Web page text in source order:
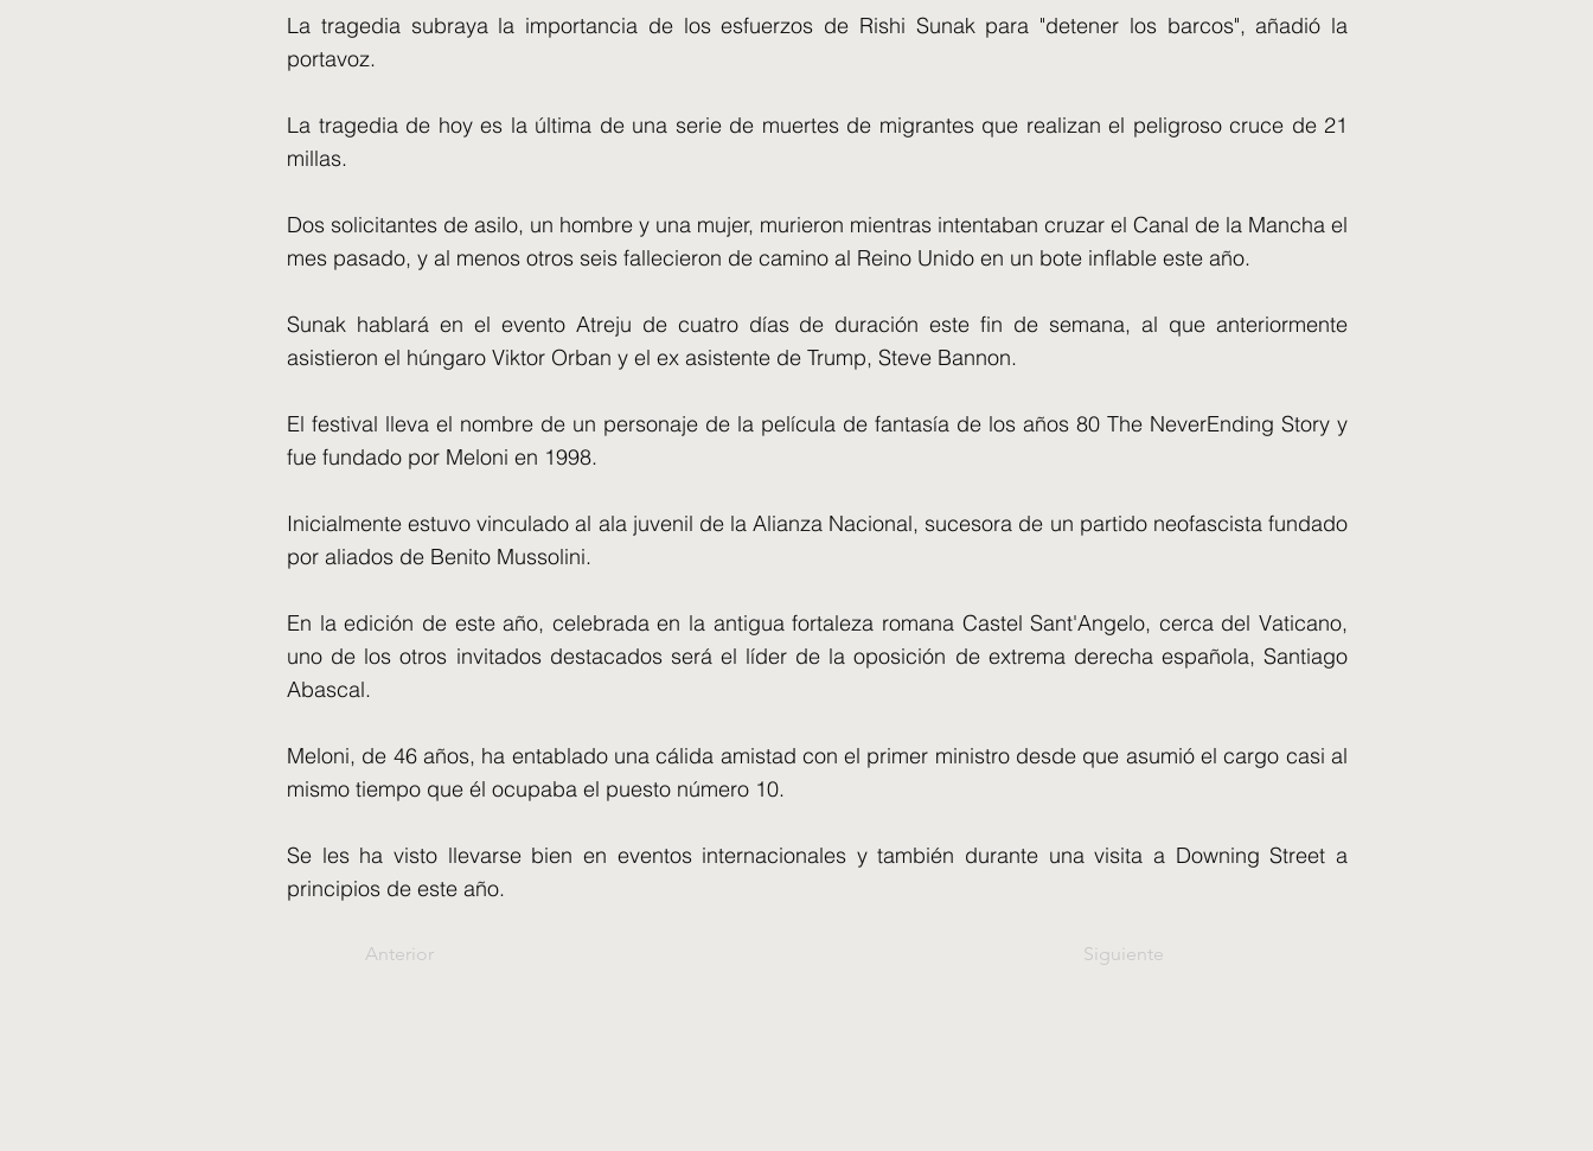
La tragedia subraya la importancia de los esfuerzos de Rishi Sunak para "detener los barcos", añadió la
portavoz.
La tragedia de hoy es la última de una serie de muertes de migrantes que realizan el peligroso cruce de 21
millas.
Dos solicitantes de asilo, un hombre y una mujer, murieron mientras intentaban cruzar el Canal de la Mancha el
mes pasado, y al menos otros seis fallecieron de camino al Reino Unido en un bote inflable este año.
Sunak hablará en el evento Atreju de cuatro días de duración este fin de semana, al que anteriormente
asistieron el húngaro Viktor Orban y el ex asistente de Trump, Steve Bannon.
El festival lleva el nombre de un personaje de la película de fantasía de los años 80 The NeverEnding Story y
fue fundado por Meloni en 1998.
Inicialmente estuvo vinculado al ala juvenil de la Alianza Nacional, sucesora de un partido neofascista fundado
por aliados de Benito Mussolini.
En la edición de este año, celebrada en la antigua fortaleza romana Castel Sant'Angelo, cerca del Vaticano,
uno de los otros invitados destacados será el líder de la oposición de extrema derecha española, Santiago
Abascal.
Meloni, de 46 años, ha entablado una cálida amistad con el primer ministro desde que asumió el cargo casi al
mismo tiempo que él ocupaba el puesto número 10.
Se les ha visto llevarse bien en eventos internacionales y también durante una visita a Downing Street a
principios de este año.
Anterior Siguiente